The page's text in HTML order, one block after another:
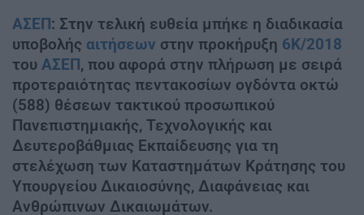
ΑΣΕΠ : Στην τελική ευθεία μπήκε η διαδικασία
υποβολής αιτήσεων στην προκήρυξη 6Κ/2018
του ΑΣΕΠ , που αφορά στην πλήρωση με σειρά
προτεραιότητας πεντακοσίων ογδόντα οκτώ
(588) θέσεων τακτικού προσωπικού
Πανεπιστημιακής, Τεχνολογικής και
Δευτεροβάθμιας Εκπαίδευσης για τη
στελέχωση των Καταστημάτων Κράτησης του
Υπουργείου Δικαιοσύνης, Διαφάνειας και
Ανθρώπινων Δικαιωμάτων.